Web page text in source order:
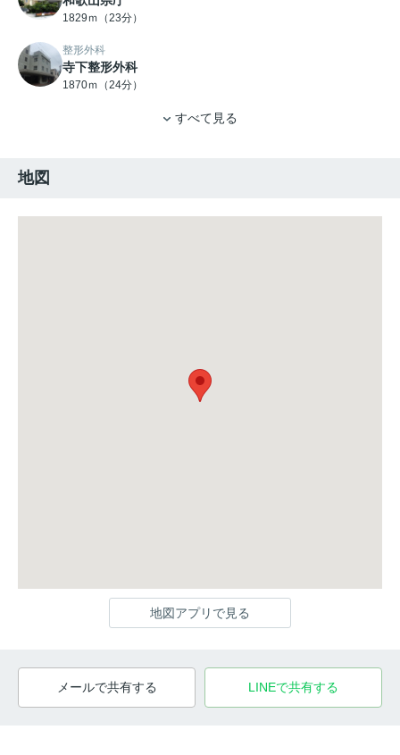
1829ｍ（23分）
整形外科
寺下整形外科
1870ｍ（24分）
すべて見る
地図
地図アプリで見る
メールで共有する LINEで共有する